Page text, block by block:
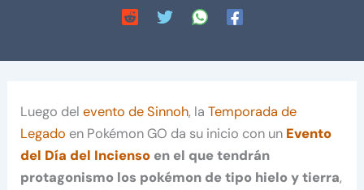
Luego delevento de Sinnoh, laTemporada de
Legado en Pokémon GO da su inicio con un Evento
del Día del Incienso en el que tendrán
protagonismo los pokémon de tipo hielo y tierra,